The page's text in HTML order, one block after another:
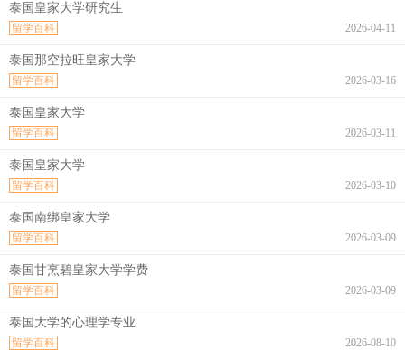
泰国皇家大学研究生
2026-04-11
留学百科
泰国那空拉旺皇家大学
2026-03-16
留学百科
泰国皇家大学
2026-03-11
留学百科
泰国皇家大学
2026-03-10
留学百科
泰国南绑皇家大学
2026-03-09
留学百科
泰国甘烹碧皇家大学学费
2026-03-09
留学百科
泰国大学的心理学专业
2026-08-10
留学百科